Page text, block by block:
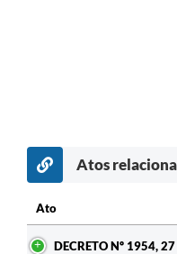
Atos
Ato
DECRETO Nº 1954,